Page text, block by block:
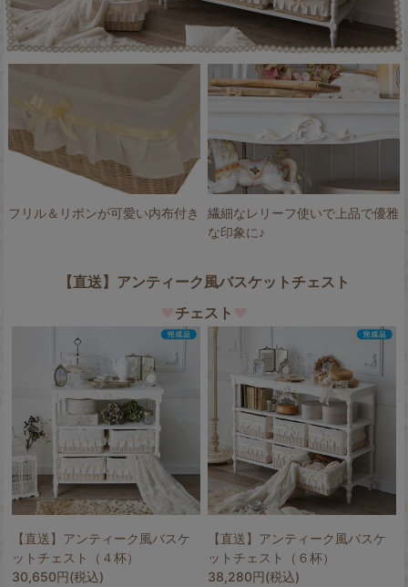
フリル＆リボンが可愛い内布付き
繊細なレリーフ使いで上品で優雅
な印象に♪
【直送】アンティーク風バスケットチェスト
チェスト
【直送】アンティーク風バスケ
ットチェスト（４杯）
30,650円(税込)
【直送】アンティーク風バスケ
ットチェスト（６杯）
38,280円(税込)